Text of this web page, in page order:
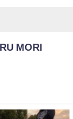
MORI